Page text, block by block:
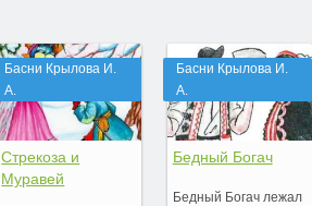
Басни Крылова И.
А.
Стрекоза и
Муравей
Басни Крылова И.
А.
Бедный Богач
Бедный Богач лежал